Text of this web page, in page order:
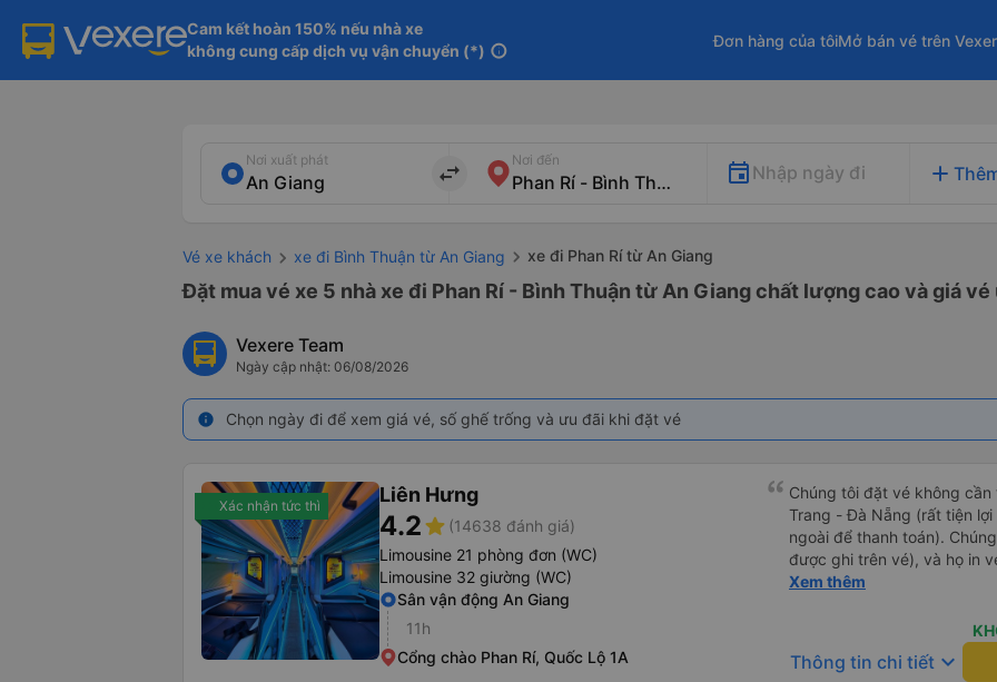
Cam kết hoàn 150% nếu nhà xe
không cung cấp dịch vụ vận chuyển (*) info
Đơn hàng của tôiMở bán vé trên
Nơi xuất phát
import_export
Nơi đến
Nhập ngày đi add
Vé xe khách xe đi Bình Thuận từ An Giang xe đi Phan Rí từ An Giang
Đặt mua vé xe 5 nhà xe đi Phan Rí - Bình Thuận từ An Giang chất lượng cao và giá
Vexere Team
Ngày cập nhật: 06/08/2026
info Chọn ngày đi để xem giá vé, số ghế trống và ưu đãi khi đặt vé
Xác nhận tức thì Liên Hưng
4.2star (14638 đánh giá)
Limousine 21 phòng đơn (WC)
Limousine 32 giường (WC)
Sân vận động An Giang
11h
Cổng chào Phan Rí, Quốc Lộ 1A
Chúng tôi đặt vé không
Trang - Đà Nẵng (rất tiện
ngoài để thanh toán).
được ghi trên vé), và họ in
tôi cũng quyết định mua
buýt nhỏ đến điểm hẹn,
Tôi khuyên bạn nên mang
mỏng, vì thỉnh thoảng trời
Xem thêm
Thông tin chi tiết keyboard_arrow_down